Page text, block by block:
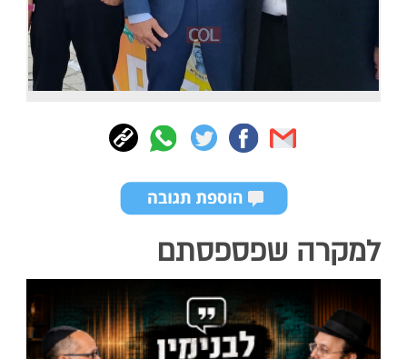
למקרה שפספסתם